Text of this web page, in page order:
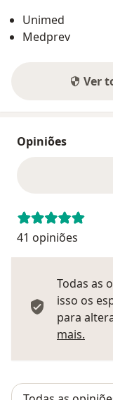
Unimed
Medprev
Ver
Opiniões
41 opiniões
Todas as
isso os
para
mais.